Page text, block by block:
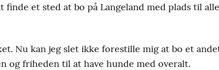
et sted at bo på Langeland med plads til alle
Nu kan jeg slet ikke forestille mig at bo et
og friheden til at have hunde med overalt.